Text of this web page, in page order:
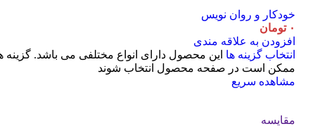
خودکار و روان نویس
۰ تومان
افزودن به علاقه مندی
انتخاب گزینه ها این محصول دارای انواع مختلفی می باشد. گزینه
ممکن است در صفحه محصول انتخاب شوند
مشاهده سریع
مقایسه